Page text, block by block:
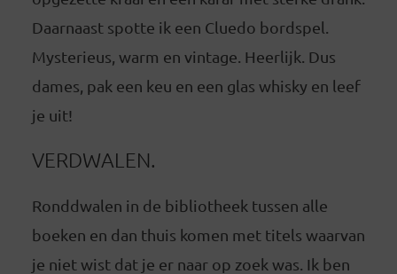
Daarnaast spotte ik een Cluedo bordspel.
Mysterieus, warm en vintage. Heerlijk. Dus
dames, pak een keu en een glas whisky en leef
je uit!
VERDWALEN.
Ronddwalen in de bibliotheek tussen alle
boeken en dan thuis komen met titels waarvan
je niet wist dat je er naar op zoek was. Ik ben